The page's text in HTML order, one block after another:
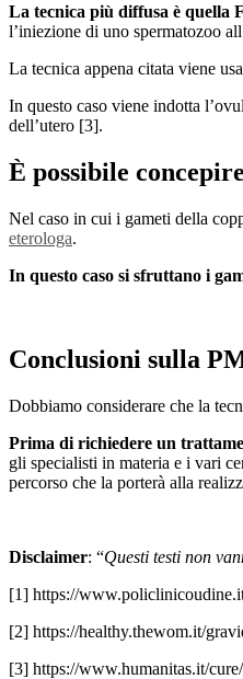
La tecnica più diffusa è quella
l’iniezione di uno spermatozoo
La tecnica appena citata viene
In questo caso viene indotta
dell’utero [3].
È possibile
Nel caso in cui i gameti della
eterologa.
In questo caso si sfruttano i
Conclusioni sulla
Dobbiamo considerare che la
Prima di richiedere un
gli specialisti in materia e i vari
percorso che la porterà alla
Disclaimer: “Questi testi non
[1] https://
[2] https://healthy.thewom.it/
[3] https://www.humanitas.it/